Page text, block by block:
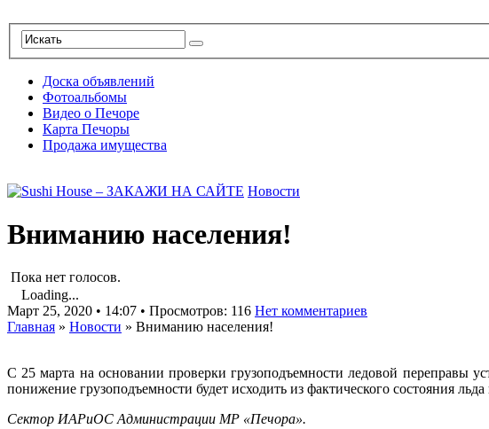
Доска объявлений
Фотоальбомы
Видео о Печоре
Карта Печоры
Продажа имущества
Новости
Вниманию населения!
Пока нет голосов.
Loading...
Март 25, 2020 • 14:07 • Просмотров: 116 Нет комментариев
Главная » Новости » Вниманию населения!
С 25 марта на основании проверки грузоподъемности ледовой переправы
понижение грузоподъемности будет исходить из фактического состояния
Сектор ИАРиОС Администрации МР «Печора».